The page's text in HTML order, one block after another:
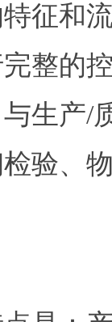
和流
整的
生产/
验、